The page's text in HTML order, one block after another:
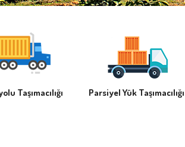
Taşımacılığı Parsiyel Yük Taşımacılığı